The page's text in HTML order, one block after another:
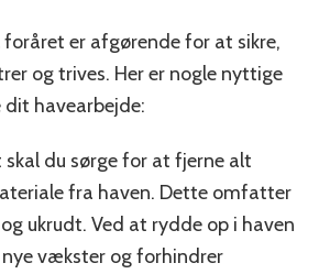
foråret er afgørende for at sikre,
og trives. Her er nogle nyttige
havearbejde:
du sørge for at fjerne alt
fra haven. Dette omfatter
ukrudt. Ved at rydde op i haven
vækster og forhindrer